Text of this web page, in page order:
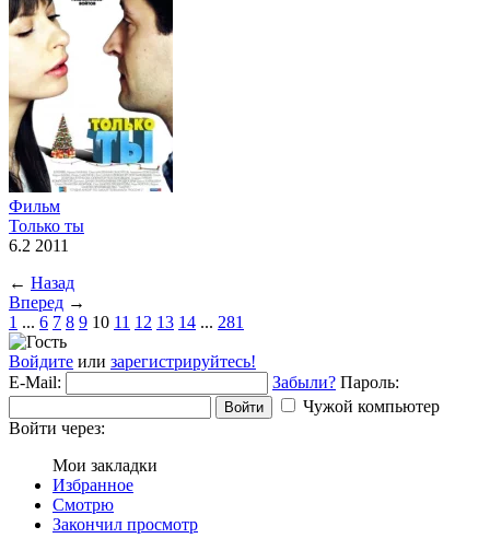
Фильм
Только ты
6.2 2011
← Назад
Вперед →
1 ... 6 7 8 9 10 11 12 13 14 ... 281
Войдите или зарегистрируйтесь!
E-Mail:
Забыли? Пароль:
Войти
Чужой компьютер
Войти через:
Мои закладки
Избранное
Смотрю
Закончил просмотр